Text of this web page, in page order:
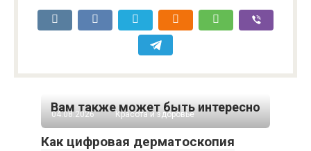
Вам также может быть интересно
04.08.2026 Красота и здоровье
Как цифровая дерматоскопия